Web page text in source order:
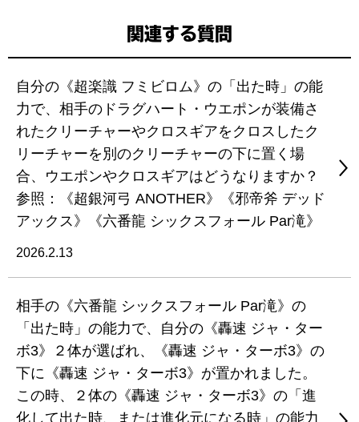
関連する質問
自分の《超楽識 フミビロム》の「出た時」の能
力で、相手のドラグハート・ウエポンが装備さ
れたクリーチャーやクロスギアをクロスしたク
リーチャーを別のクリーチャーの下に置く場
合、ウエポンやクロスギアはどうなりますか？
参照：《超銀河弓 ANOTHER》《邪帝斧 デッド
アックス》《六番龍 シックスフォール Par滝》
2026.2.13
相手の《六番龍 シックスフォール Par滝》の
「出た時」の能力で、自分の《轟速 ジャ・ター
ボ3》２体が選ばれ、《轟速 ジャ・ターボ3》の
下に《轟速 ジャ・ターボ3》が置かれました。
この時、２体の《轟速 ジャ・ターボ3》の「進
化して出た時、または進化元になる時」の能力